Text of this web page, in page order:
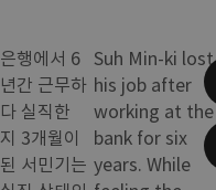
은행에서 6
년간 근무하
다 실직한
지 3개월이
된 서민기는
Suh Min-ki lost
his job after
working at the
bank for six
years. While